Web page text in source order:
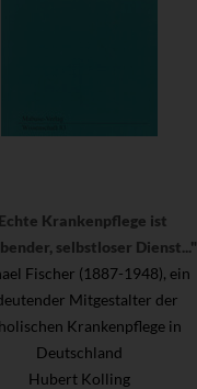
Krankenpflege ist
selbstloser Dienst..."
Fischer (1887-1948), ein
Mitgestalter der
Krankenpflege in
Deutschland
Hubert Kolling